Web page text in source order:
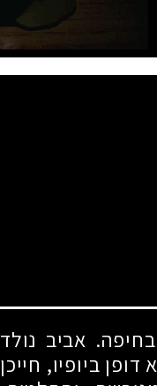
בחיפה. אביב נולד
ביופיו, חייכן